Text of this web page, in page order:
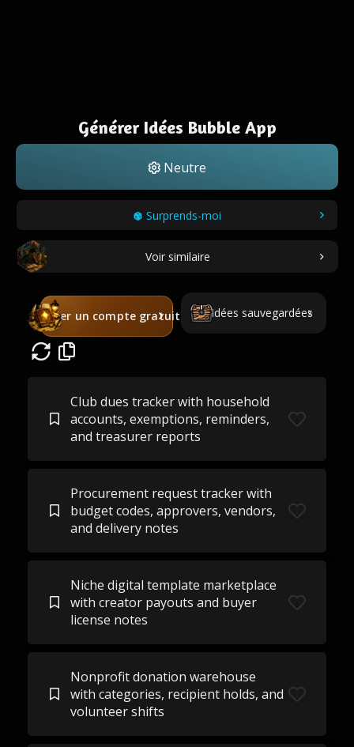
Générer Idées Bubble App
Neutre
Surprends-moi
Voir similaire
Créer un compte gratuit Idées sauvegardées
Club dues tracker with household
accounts, exemptions, reminders,
and treasurer reports
Procurement request tracker with
budget codes, approvers, vendors,
and delivery notes
Niche digital template marketplace
with creator payouts and buyer
license notes
Nonprofit donation warehouse
with categories, recipient holds, and
volunteer shifts